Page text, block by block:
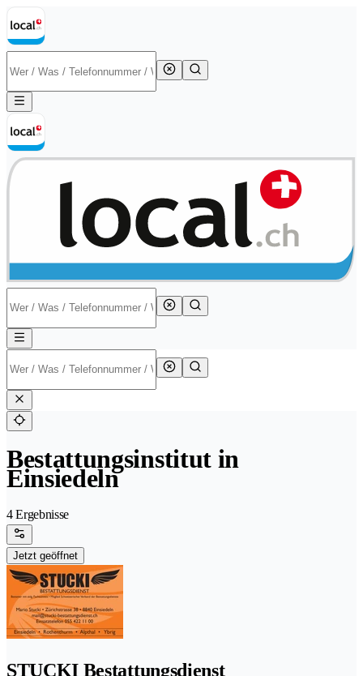
Bestattungsinstitut in
Einsiedeln
4 Ergebnisse
Jetzt geöffnet
STUCKI Bestattungsdienst